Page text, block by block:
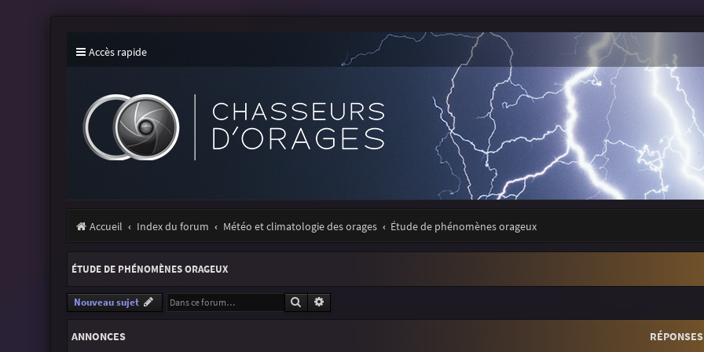
Accès rapide
Accueil Index du forum Météo et climatologie des orages Étude de phénomènes orageux
ÉTUDE DE PHÉNOMÈNES ORAGEUX
Nouveau sujet Rechercher
ANNONCES RÉPONSES